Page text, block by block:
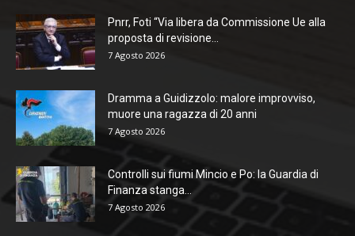
Pnrr, Foti “Via libera da Commissione Ue alla
proposta di revisione...
7 Agosto 2026
Dramma a Guidizzolo: malore improvviso,
muore una ragazza di 20 anni
7 Agosto 2026
Controlli sui fiumi Mincio e Po: la Guardia di
Finanza stanga...
7 Agosto 2026